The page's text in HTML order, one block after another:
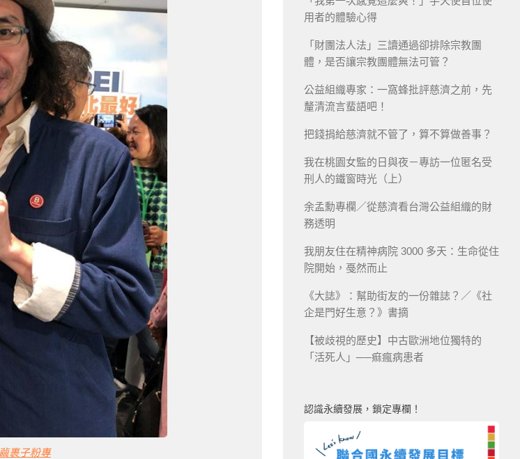
裹子粉專
用者的體驗心得
「財團法人法」三讀通過卻排除宗教團
體，是否讓宗教團體無法可管？
公益組織專家：一窩蜂批評慈濟之前，先
釐清流言蜚語吧！
把錢捐給慈濟就不管了，算不算做善事？
我在桃園女監的日與夜－專訪一位匿名受
刑人的鐵窗時光（上）
余孟勳專欄／從慈濟看台灣公益組織的財
務透明
我朋友住在精神病院 3000 多天：生命從住
院開始，戞然而止
《大誌》：幫助街友的一份雜誌？／《社
企是門好生意？》書摘
【被歧視的歷史】中古歐洲地位獨特的
「活死人」──痲瘋病患者
認識永續發展，鎖定專欄！